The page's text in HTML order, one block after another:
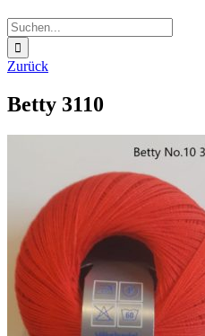
Suche
nach:
Zurück
Betty 3110